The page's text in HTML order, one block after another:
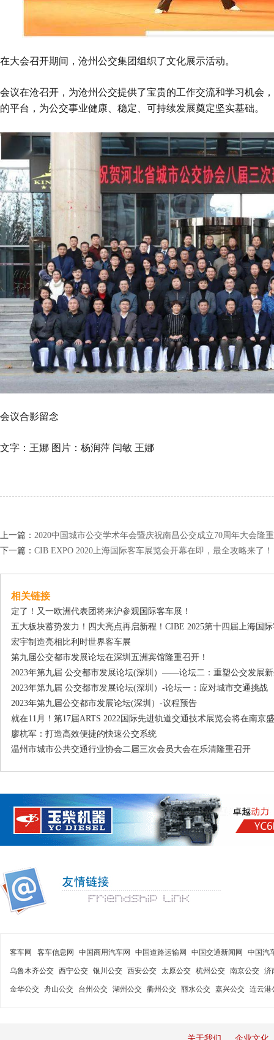
在大会召开期间，沧州公交集团组织了文化展示活动。
会议在沧召开，为沧州公交提供了宝贵的工作交流和学习机会
的平台，为公交事业健康、稳定、可持续发展奠定坚实基础。
会议合影留念
文字： 王娜 图片： 杨润萍 闫敏 王娜
上一篇： 2020中国城市公交学术年会暨庆祝南昌公交成立70周年大会​隆
下一篇： CIB EXPO 2020上海国际客车展览会开幕在即，最全攻略来了！
相关链接
定了！又一欧洲代表团将来沪参观国际客车展！
五大板块蓄势发力！四大亮点再启新程！CIBE 2025第十四届上海国
宏宇制造亮相比利时世界客车展
第九届公交都市发展论坛在深圳五洲宾馆隆重召开！
2023年第九届 公交都市发展论坛(深圳）——论坛二：重塑公交发展
2023年第九届 公交都市发展论坛(深圳）-论坛一：应对城市交通挑战
2023年第九届公交都市发展论坛(深圳）-议程预告
就在11月！第17届ARTS 2022国际先进轨道交通技术展览会将在南京
廖杭军：打造高效便捷的快速公交系统
温州市城市公共交通行业协会二届三次会员大会在乐清隆重召开
客车网 客车信息网 中国商用汽车网 中国道路运输网 中国交通新闻网 中国汽
乌鲁木齐公交 西宁公交 银川公交 西安公交 太原公交 杭州公交 南京公交 济
金华公交 舟山公交 台州公交 湖州公交 衢州公交 丽水公交 嘉兴公交 连云港